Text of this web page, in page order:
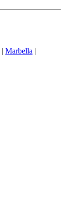
| Marbella |